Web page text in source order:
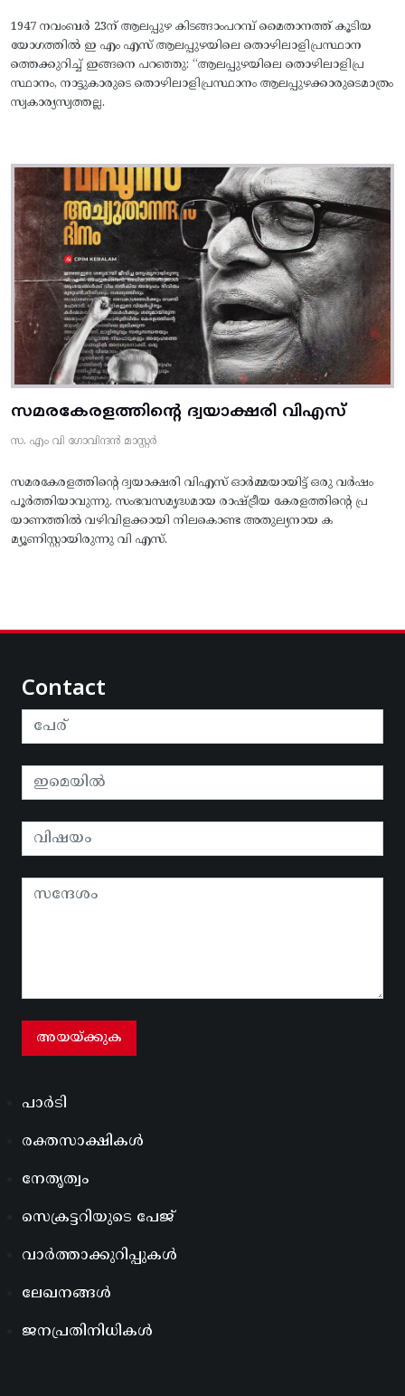
1947 നവംബർ 23ന് ആലപ്പുഴ കിടങ്ങാംപറമ്പ്‌ മൈതാനത്ത്‌ കൂടിയ
യോഗത്തിൽ ഇ എം എസ് ആലപ്പുഴയിലെ തൊഴിലാളിപ്രസ്ഥാന
ത്തെക്കുറിച്ച് ഇങ്ങനെ പറഞ്ഞു: “ആലപ്പുഴയിലെ തൊഴിലാളിപ്ര
സ്ഥാനം, നാട്ടുകാരുടെ തൊഴിലാളിപ്രസ്ഥാനം ആലപ്പുഴക്കാരുടെമാത്രം
സ്വകാര്യസ്വത്തല്ല.
സമരകേരളത്തിൻ്റെ ദ്വയാക്ഷരി വിഎസ്
സ. എം വി ഗോവിന്ദൻ മാസ്റ്റർ
സമരകേരളത്തിൻ്റെ ദ്വയാക്ഷരി വിഎസ് ഓർമ്മയായിട്ട് ഒരു വർഷം
പൂർത്തിയാവുന്നു. സംഭവസമൃദ്ധമായ രാഷ്ട്രീയ കേരളത്തിന്റെ പ്ര
യാണത്തിൽ വഴിവിളക്കായി നിലകൊണ്ട അതുല്യനായ ക
മ്യൂണിസ്റ്റായിരുന്നു വി എസ്.
Contact
പാർടി
രക്തസാക്ഷികൾ
നേതൃത്വം
സെക്രട്ടറിയുടെ പേജ്
വാർത്താക്കുറിപ്പുകൾ
ലേഖനങ്ങൾ
ജനപ്രതിനിധികൾ